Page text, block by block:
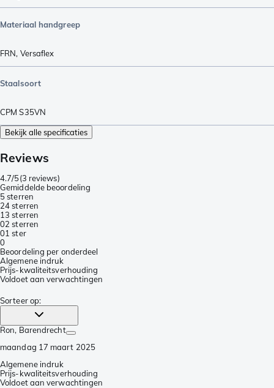
Materiaal handgreep
FRN, Versaflex
Staalsoort
CPM S35VN
Bekijk alle specificaties
Reviews
4.7/5(3 reviews)
Gemiddelde beoordeling
5 sterren
24 sterren
13 sterren
02 sterren
01 ster
0
Beoordeling per onderdeel
Algemene indruk
Prijs-kwaliteitsverhouding
Voldoet aan verwachtingen
Sorteer op:
Ron, Barendrecht
maandag 17 maart 2025
Algemene indruk
Prijs-kwaliteitsverhouding
Voldoet aan verwachtingen